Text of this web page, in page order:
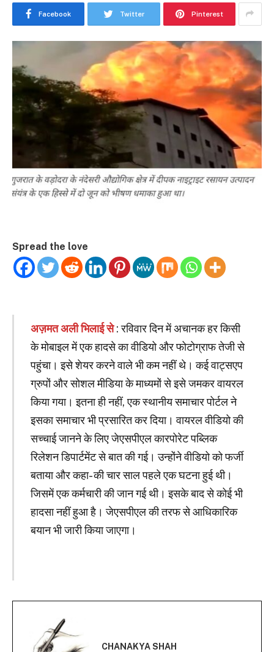
Facebook Twitter Pinterest
Spread the love
अज़मत अली भिलाई से: रविवार दिन में अचानक हर किसी
के मोबाइल में एक हादसे का वीडियो और फोटोग्राफ तेजी से
पहुंचा। इसे शेयर करने वाले भी कम नहीं थे। कई वाट्सएप
ग्रुपों और सोशल मीडिया के माध्यमों से इसे जमकर वायरल
किया गया। इतना ही नहीं, एक स्थानीय समाचार पोर्टल ने
इसका समाचार भी प्रसारित कर दिया। वायरल वीडियो की
सच्चाई जानने के लिए जेएसपीएल कारपोरेट पब्लिक
रिलेशन डिपार्टमेंट से बात की गई। उन्होंने वीडियो को फर्जी
बताया और कहा- की चार साल पहले एक घटना हुई थी।
जिसमें एक कर्मचारी की जान गई थी। इसके बाद से कोई भी
हादसा नहीं हुआ है। जेएसपीएल की तरफ से आधिकारिक
बयान भी जारी किया जाएगा।
CHANAKYA SHAH